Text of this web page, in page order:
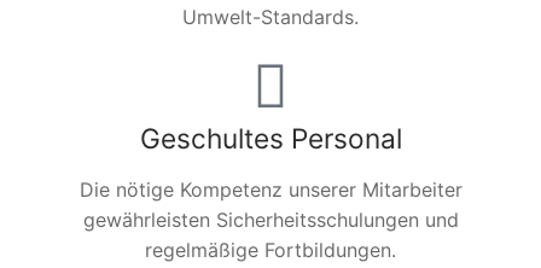
Umwelt-Standards.
Geschultes Personal
Die nötige Kompetenz unserer Mitarbeiter
gewährleisten Sicherheitsschulungen und
regelmäßige Fortbildungen.